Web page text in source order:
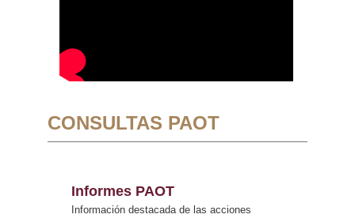
CONSULTAS PAOT
Informes PAOT
Información destacada de las acciones